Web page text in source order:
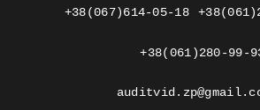
+38(067)614-05-18
+38(061)280-99-